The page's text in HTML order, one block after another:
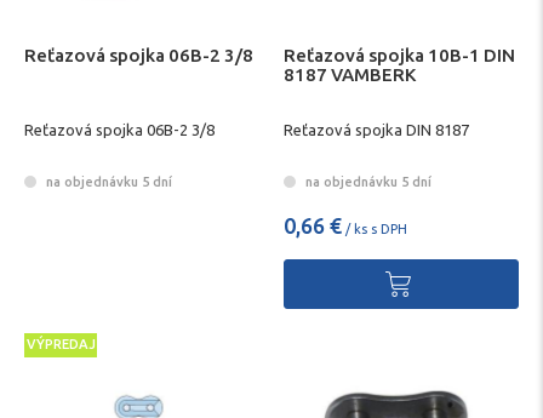
Reťazová spojka 06B-2 3/8
Reťazová spojka 06B-2 3/8
na objednávku 5 dní
Reťazová spojka 10B-1 DIN
8187 VAMBERK
Reťazová spojka DIN 8187
na objednávku 5 dní
0,66 € / ks s DPH
VÝPREDAJ